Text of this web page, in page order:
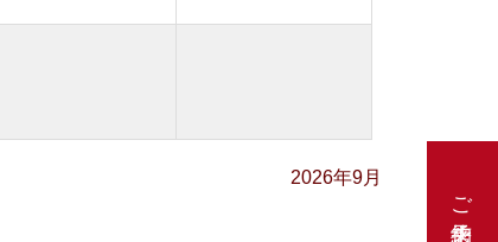
ご来店予約
2026年9月